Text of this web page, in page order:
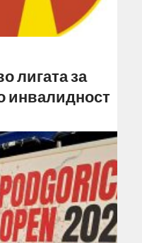
лигата за
инвалидност